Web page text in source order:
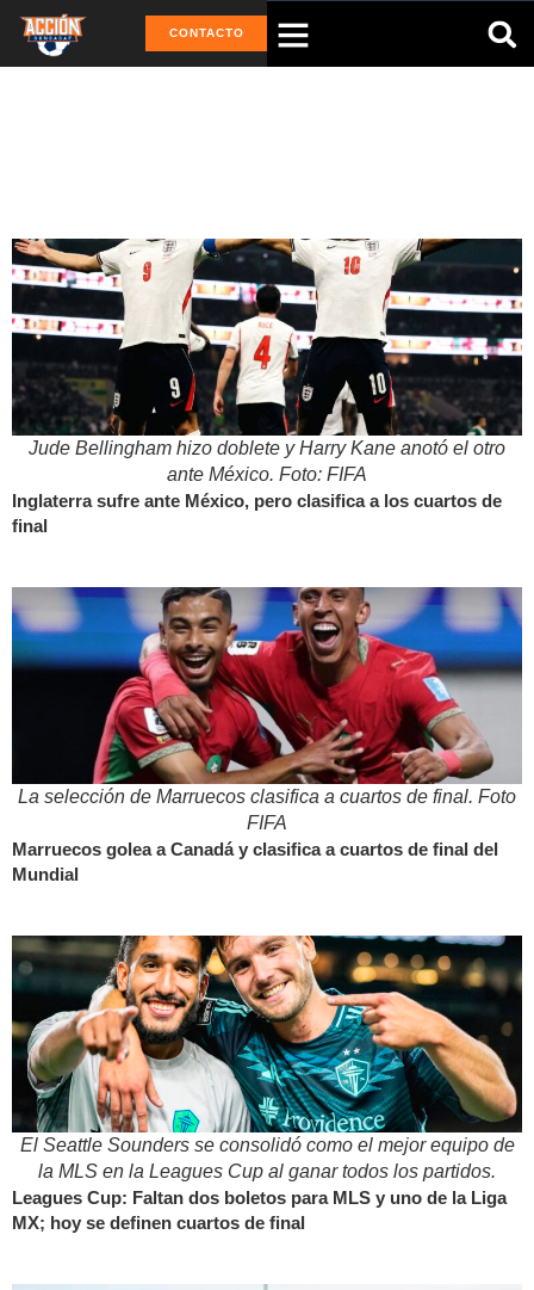
CONTACTO
Jude Bellingham hizo doblete y Harry Kane anotó el otro
ante México. Foto: FIFA
Inglaterra sufre ante México, pero clasifica a los cuartos de
final
La selección de Marruecos clasifica a cuartos de final. Foto
FIFA
Marruecos golea a Canadá y clasifica a cuartos de final del
Mundial
El Seattle Sounders se consolidó como el mejor equipo de
la MLS en la Leagues Cup al ganar todos los partidos.
Leagues Cup: Faltan dos boletos para MLS y uno de la Liga
MX; hoy se definen cuartos de final